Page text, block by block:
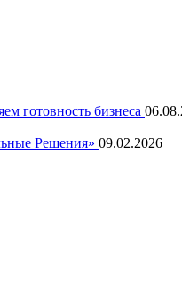
готовность бизнеса
Решения» 09.02.2026